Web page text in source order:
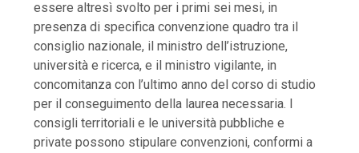
essere altresì svolto per i primi sei mesi, in
presenza di specifica convenzione quadro tra il
consiglio nazionale, il ministro dell’istruzione,
università e ricerca, e il ministro vigilante, in
concomitanza con l’ultimo anno del corso di studio
per il conseguimento della laurea necessaria. I
consigli territoriali e le università pubbliche e
private possono stipulare convenzioni, conformi a